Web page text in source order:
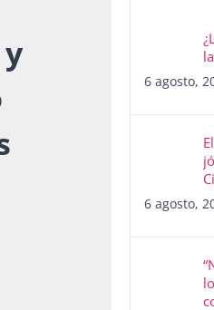
6 agosto,
6 agosto,